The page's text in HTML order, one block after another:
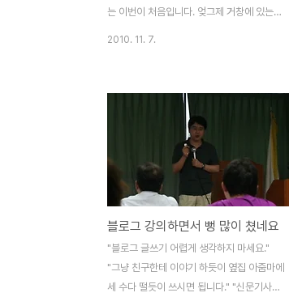
경..
는 이번이 처음입니다. 엊그제 거창에 있는
것인데, 노트북에 연결하여 인터넷을 사용하
는 과정도 비교적 쉽게 할 수 있었습니다. 저
는 사무실에서 공용으로 사용하는 노트북을
빌려 갔었는데, 아이튠즈가 설치되어 있지 않
아서 약간 시간을 낭비하였습니다. 아이폰을
노트북에 연결하여 3G로 인터넷을 사용하려
면 첫 번째로 반드시 '아이튠즈'가 설치되어
있어야 합니다. 저는 아이튠즈가 설치되어 있
지 않은 노트북을 빌려갔었기 때문에 한 참
해매다가 인터넷이 되는 곳까지 가서 ..
2010. 11. 7.
블로그 강의하면서 뻥 많이 쳤네요
"블로그 글쓰기 어렵게 생각하지 마세요."
"그냥 친구한테 이야기 하듯이 옆집 아줌마에
세 수다 떨듯이 쓰시면 됩니다." "신문기사처